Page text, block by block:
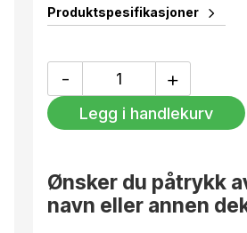
2-pk. levert i pen eske.
Produktspesifikasjoner
-
Victoria,
2-
pk.
+
Legg i handlekurv
Ønsker du påtrykk
navn eller annen